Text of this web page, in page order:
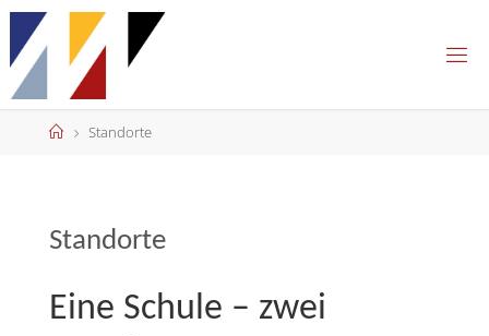
Skip
content
HomeStandorte
Standorte
Eine Schule – zwei